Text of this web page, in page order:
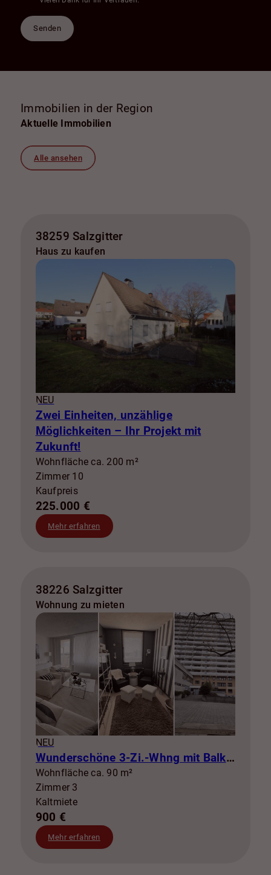
Senden
Immobilien in der Region
Aktuelle Immobilien
Alle ansehen
38259 Salzgitter
Haus zu kaufen
NEU
Zwei Einheiten, unzählige
Möglichkeiten – Ihr Projekt mit
Zukunft!
Wohnfläche ca. 200 m²
Zimmer 10
Kaufpreis
225.000 €
Mehr erfahren
38226 Salzgitter
Wohnung zu mieten
NEU
Wunderschöne 3-Zi.-Whng mit Balkon zur Miete! SZ-Lebenstedt
Wohnfläche ca. 90 m²
Zimmer 3
Kaltmiete
900 €
Mehr erfahren